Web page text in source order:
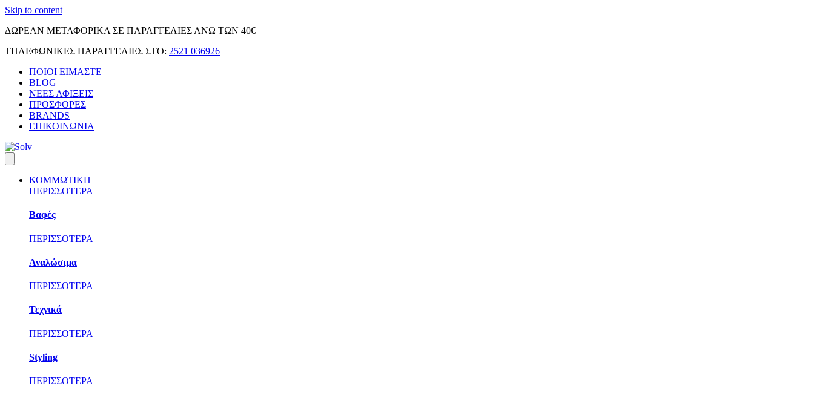
Skip to content
ΔΩΡΕΑΝ ΜΕΤΑΦΟΡΙΚΑ ΣΕ ΠΑΡΑΓΓΕΛΙΕΣ ΑΝΩ ΤΩΝ 40€
ΤΗΛΕΦΩΝΙΚΕΣ ΠΑΡΑΓΓΕΛΙΕΣ ΣΤΟ: 2521 036926
ΠΟΙΟΙ ΕΙΜΑΣΤΕ
BLOG
ΝΕΕΣ ΑΦΙΞΕΙΣ
ΠΡΟΣΦΟΡΕΣ
BRANDS
ΕΠΙΚΟΙΝΩΝΙΑ
ΚΟΜΜΩΤΙΚΗ
ΠΕΡΙΣΣΟΤΕΡΑ
Βαφές
ΠΕΡΙΣΣΟΤΕΡΑ
Αναλώσιμα
ΠΕΡΙΣΣΟΤΕΡΑ
Τεχνικά
ΠΕΡΙΣΣΟΤΕΡΑ
Styling
ΠΕΡΙΣΣΟΤΕΡΑ